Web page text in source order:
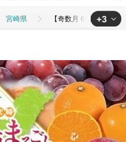
宮崎県 【奇数月 6回定期便
カット 【奇数月 6回定期便】
ト 【奇数月 6回定期便】旬 人
+3